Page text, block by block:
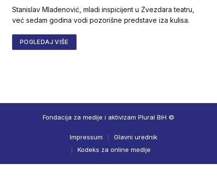
Stanislav Mladenović, mladi inspicijent u Zvezdara teatru,
već sedam godina vodi pozorišne predstave iza kulisa.
POGLEDAJ VIŠE
Fondacija za medije i aktivizam Plural BiH ©
Impressum
Glavni urednik
Kodeks za online medije